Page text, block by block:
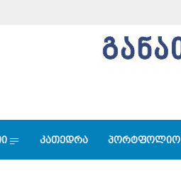
კათედრა პორტფოლიო